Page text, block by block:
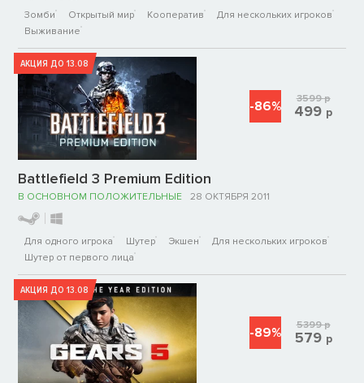
Зомби Открытый мир Кооператив
Для нескольких игроков
Выживание
АКЦИЯ ДО 13.08
Battlefield 3 Premium Edition
В ОСНОВНОМ ПОЛОЖИТЕЛЬНЫЕ 28 ОКТЯБРЯ 2011
Для одного игрока Шутер Экшен
Для нескольких игроков
Шутер от первого лица
-86% 3599р
499 р
АКЦИЯ ДО 13.08
-89% 5399р
579 р